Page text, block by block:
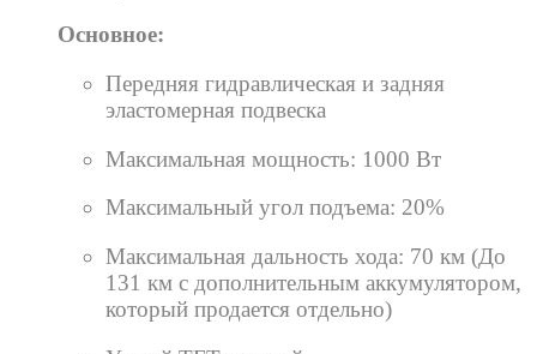
Основное:
Передняя гидравлическая и задняя
эластомерная подвеска
Максимальная мощность: 1000 Вт
Максимальный угол подъема: 20%
Максимальная дальность хода: 70 км (До
131 км с дополнительным аккумулятором,
который продается отдельно)